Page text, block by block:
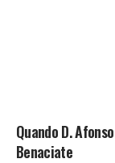
Quando D.
Benaciate